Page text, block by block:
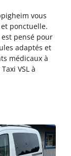
vous
ponctuelle.
pensé pour
adaptés et
médicaux à
VSL à